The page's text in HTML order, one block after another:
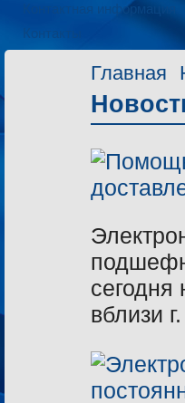
Контактная информация
Контакты
Главная
сегодня
вблизи